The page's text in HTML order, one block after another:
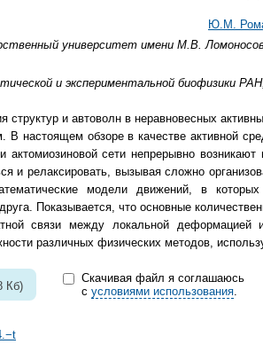
Ю.М.
университет имени М.В.
и экспериментальной биофизики
структур и автоволн в неравновесных
В настоящем обзоре в качестве активной
актомиозиновой сети непрерывно
и релаксировать, вызывая сложно
модели движений, в
Показывается, что основные
связи между локальной
различных физических методов,
Кб)
Скачивая файл я соглашаюсь
с условиями использования.